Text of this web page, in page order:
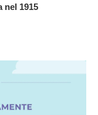
nel 1915